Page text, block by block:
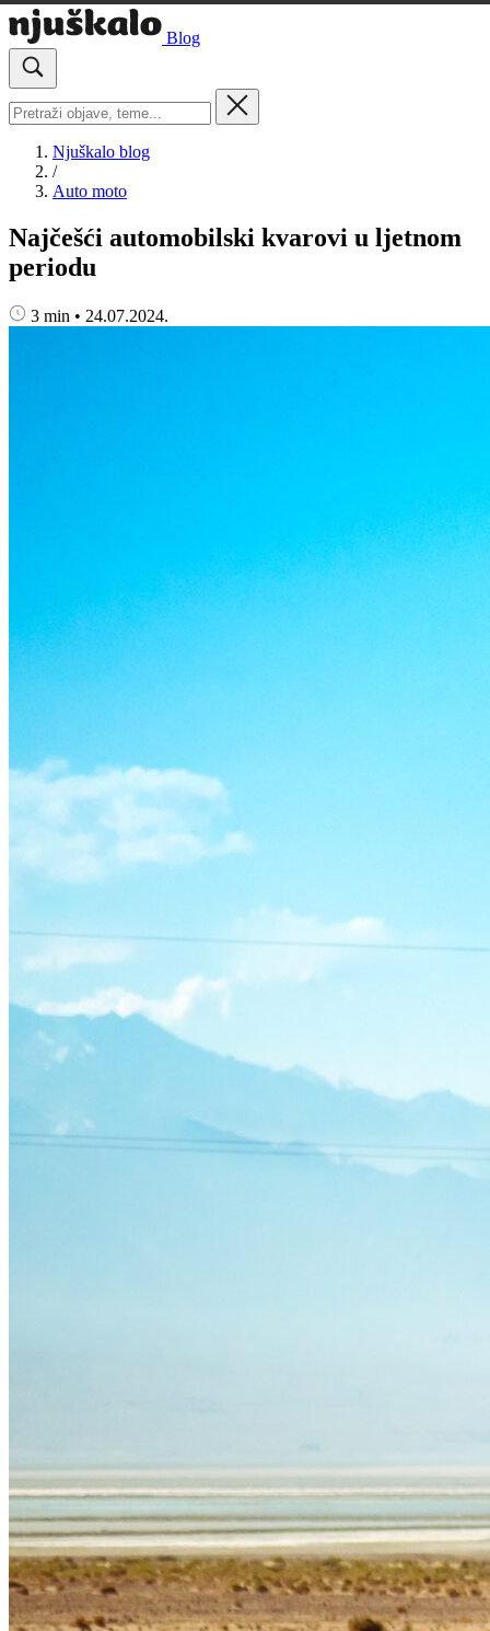
Blog
Njuškalo blog
/
Auto moto
Najčešći automobilski kvarovi u ljetnom
periodu
3 min • 24.07.2024.